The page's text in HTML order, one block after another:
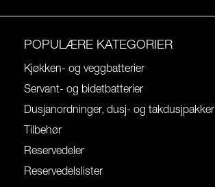
POPULÆRE KATEGORIER
Kjøkken- og veggbatterier
Servant- og bidetbatterier
Dusjanordninger, dusj- og takdusjpakker
Tilbehør
Reservedeler
Reservedelslister